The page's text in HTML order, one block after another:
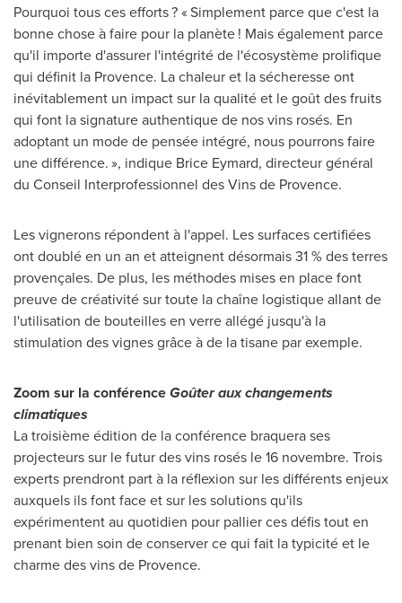
Pourquoi tous ces efforts ? « Simplement parce que c'est la
bonne chose à faire pour la planète ! Mais également parce
qu'il importe d'assurer l'intégrité de l'écosystème prolifique
qui définit la Provence. La chaleur et la sécheresse ont
inévitablement un impact sur la qualité et le goût des fruits
qui font la signature authentique de nos vins rosés. En
adoptant un mode de pensée intégré, nous pourrons faire
une différence. », indique Brice Eymard, directeur général
du Conseil Interprofessionnel desVins de Provence.
Les vignerons répondent à l'appel. Les surfaces certifiées
ont doublé en un an et atteignent désormais 31 % des terres
provençales. De plus, les méthodes mises en place font
preuve de créativité sur toute la chaîne logistique allant de
l'utilisation de bouteilles en verre allégé jusqu'à la
stimulation des vignes grâce à de la tisane par exemple.
Zoom sur la conférenceGoûter aux changements
climatiques
La troisième édition de la conférence braquera ses
projecteurs sur le futur des vins rosés le 16 novembre. Trois
experts prendront part à la réflexion sur les différents enjeux
auxquels ils font face et sur les solutions qu'ils
expérimentent au quotidien pour pallier ces défis tout en
prenant bien soin de conserver ce qui fait la typicité et le
charme des vins de Provence.